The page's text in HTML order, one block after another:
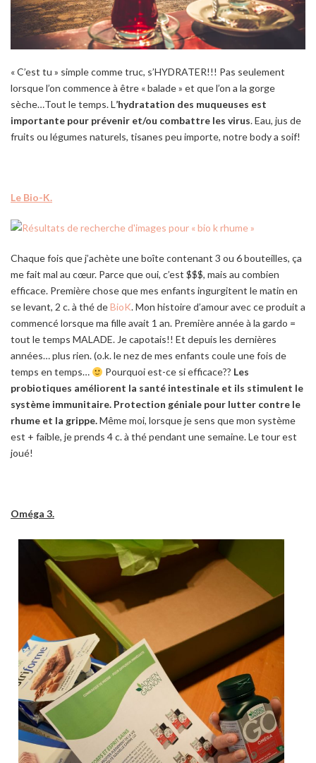
« C’est tu » simple comme truc, s’HYDRATER!!! Pas seulement
lorsque l’on commence à être « balade » et que l’on a la gorge
sèche…Tout le temps. L’hydratation des muqueuses est
importante pour prévenir et/ou combattre les virus. Eau, jus de
fruits ou légumes naturels, tisanes peu importe, notre body a soif!
Le Bio-K.
Chaque fois que j’achète une boîte contenant 3 ou 6 bouteilles, ça
me fait mal au cœur. Parce que oui, c’est $$$, mais au combien
efficace. Première chose que mes enfants ingurgitent le matin en
se levant, 2 c. à thé deBioK. Mon histoire d’amour avec ce produit a
commencé lorsque ma fille avait 1 an. Première année à la gardo =
tout le temps MALADE. Je capotais!! Et depuis les dernières
années… plus rien. (o.k. le nez de mes enfants coule une fois de
temps en temps…
Pourquoi est-ce si efficace?? Les
probiotiques améliorent la santé intestinale et ils stimulent le
système immunitaire. Protection géniale pour lutter contre le
rhume et la grippe.Même moi, lorsque je sens que mon système
est + faible, je prends 4 c. à thé pendant une semaine. Le tour est
joué!
Oméga 3.